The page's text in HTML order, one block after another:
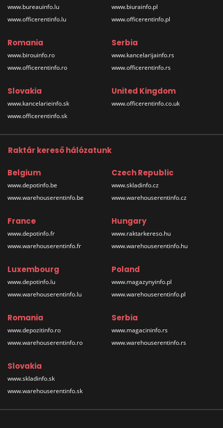
www.bureauinfo.lu
www.officerentinfo.lu
www.biurainfo.pl
www.officerentinfo.pl
Romania
www.birouinfo.ro
www.officerentinfo.ro
Serbia
www.kancelarijainfo.rs
www.officerentinfo.rs
Slovakia
www.kancelarieinfo.sk
www.officerentinfo.sk
United Kingdom
www.officerentinfo.co.uk
Raktár kereső hálózatunk
Belgium
www.depotinfo.be
www.warehouserentinfo.be
Czech Republic
www.skladinfo.cz
www.warehouserentinfo.cz
France
www.depotinfo.fr
www.warehouserentinfo.fr
Hungary
www.raktarkereso.hu
www.warehouserentinfo.hu
Luxembourg
www.depotinfo.lu
www.warehouserentinfo.lu
Poland
www.magazynyinfo.pl
www.warehouserentinfo.pl
Romania
www.depozitinfo.ro
www.warehouserentinfo.ro
Serbia
www.magacininfo.rs
www.warehouserentinfo.rs
Slovakia
www.skladinfo.sk
www.warehouserentinfo.sk